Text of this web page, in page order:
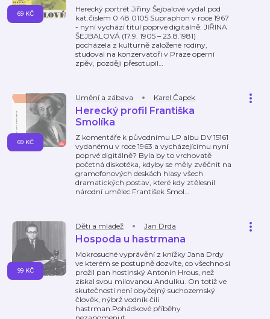
Herecký portrét Jiřiny Šejbalové vydal pod
kat.číslem 0 48 0105 Supraphon v roce 1967
- nyní vychází titul poprvé digitálně: JIŘINA
ŠEJBALOVÁ (17.9. 1905 – 23.8.1981)
pocházela z kulturně založené rodiny,
studoval na konzervatoři v Praze operní
zpěv, později přesotupil…
69 KČ
Umění a zábava Karel Čapek
Herecký profil Františka
Smolíka
Z komentáře k původnímu LP albu DV 15161
vydanému v roce 1963 a vycházejícímu nyní
poprvé digitálně? Byla by to vrchovatě
početná diskotéka, kdyby se měly zvěčnit na
gramofonových deskách hlasy všech
dramatických postav, které kdy ztělesnil
národní umělec František Smol…
69 KČ
Děti a mládež Jan Drda
Hospoda u hastrmana
Mokrosuché vyprávění z knížky Jana Drdy
ve kterém se postupně dozvíte, co všechno si
prožil pan hostinský Antonín Hrous, než
získal svou milovanou Andulku. On totiž ve
skutečnosti není obyčejný suchozemský
člověk, nýbrž vodník čili
hastrman.Pohádkové příběhy
99 KČ